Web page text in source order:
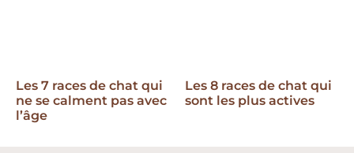
Les 7 races de chat qui
ne se calment pas avec
l’âge
Les 8 races de chat qui
sont les plus actives